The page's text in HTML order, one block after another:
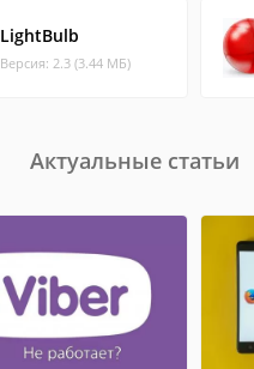
LightBulb
Версия: 2.3 (3.44 МБ)
Актуальные статьи